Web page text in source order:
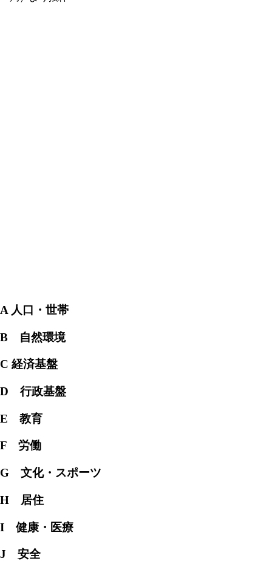
A 人口・世帯
B 自然環境
C 経済基盤
D 行政基盤
E 教育
F 労働
G 文化・スポーツ
H 居住
I 健康・医療
J 安全